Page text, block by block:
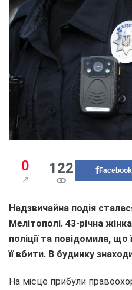
0 122 Facebook
Надзвичайна подія
Мелітополі. 43-річна
поліції та повідомила,
її вбити. В будинку
На місце прибули